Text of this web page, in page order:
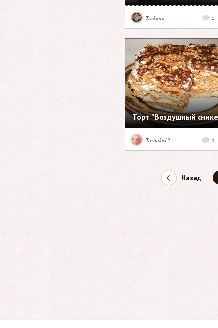
3
Turkana
Торт "Воздушный
1
Tortinka12
Назад